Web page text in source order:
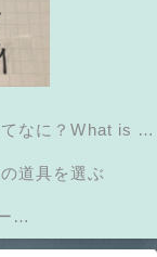
なに？What is an
igloo?
道具を選ぶ
に